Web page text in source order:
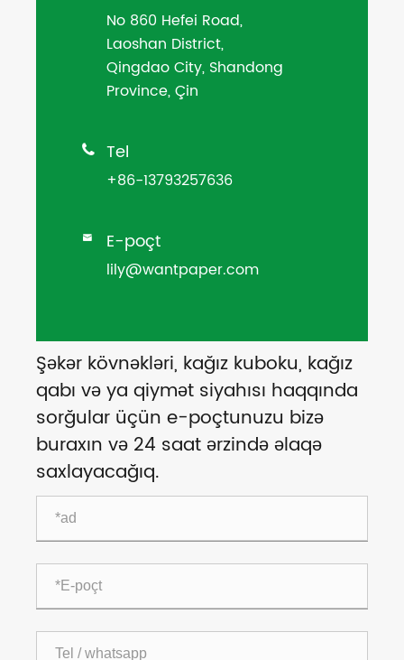
No 860 Hefei Road,
Laoshan District,
Qingdao City, Shandong
Province, Çin
 Tel
+86-13793257636
 E-poçt
lily@wantpaper.com
Şəkər kövnəkləri, kağız kuboku, kağız
qabı və ya qiymət siyahısı haqqında
sorğular üçün e-poçtunuzu bizə
buraxın və 24 saat ərzində əlaqə
saxlayacağıq.